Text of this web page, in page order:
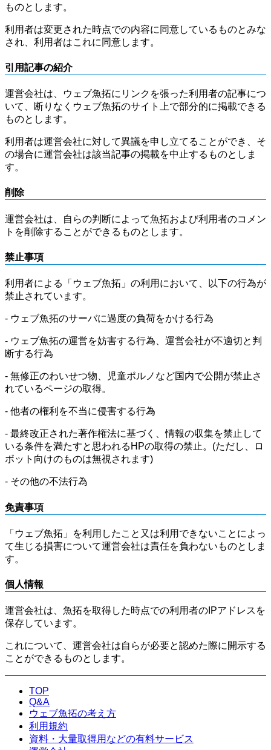
ものとします。
利用者は変更された時点での内容に同意しているものとみな
され、利用者はこれに同意します。
引用記事の紹介
運営会社は、ウェブ魚拓にリンクを張った利用者の記事につ
いて、断りなくウェブ魚拓のサイト上で部分的に掲載できる
ものとします。
利用者は運営会社に対して異議を申し立てることができ、そ
の場合に運営会社は該当記事の掲載を中止するものとしま
す。
削除
運営会社は、自らの判断によって魚拓および利用者のコメン
トを削除することができるものとします。
禁止事項
利用者による「ウェブ魚拓」の利用において、以下の行為が
禁止されています。
- ウェブ魚拓のサーバに過度の負荷をかける行為
- ウェブ魚拓の運営を妨害する行為、運営会社が不適切と判
断する行為
- 無修正のわいせつ物、児童ポルノなど国内で公開が禁止さ
れているページの取得。
- 他者の権利を不当に侵害する行為
- 最終改正された著作権法に基づく、情報の収集を禁止して
いる条件を満たすと思われるHPの取得の禁止。(ただし、ロ
ボット向けのものは無視されます)
- その他の不法行為
免責事項
「ウェブ魚拓」を利用したこと又は利用できないことによっ
て生じる損害について運営会社は責任を負わないものとしま
す。
個人情報
運営会社は、魚拓を取得した時点での利用者のIPアドレスを
保存しています。
これについて、運営会社は自らが必要と認めた際に開示する
ことができるものとします。
TOP
Q&A
ウェブ魚拓の考え方
利用規約
資料・大量取得用などの有料サービス